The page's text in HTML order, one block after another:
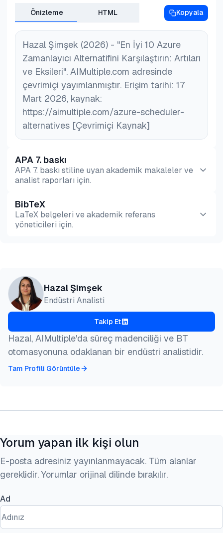
Önizleme HTML Kopyala
Hazal Şimşek (2026) - "En İyi 10 Azure
Zamanlayıcı Alternatifini Karşılaştırın: Artıları
ve Eksileri". AIMultiple.com adresinde
çevrimiçi yayımlanmıştır. Erişim tarihi: 17
Mart 2026, kaynak:
https://aimultiple.com/azure-scheduler-
alternatives [Çevrimiçi Kaynak]
APA 7. baskı
APA 7. baskı stiline uyan akademik makaleler ve
analist raporları için.
Önizleme HTML
BibTeX
LaTeX belgeleri ve akademik referans
yöneticileri için.
@misc{simsek2026,
  author = {Şimşek, Hazal},
title  = {{En İyi 10 Azure Zamanlayıcı
  year   = {2026},
howpublished    = {\url{https://aimultiple.com/
note   = {AIMultiple. Erişim tarihi: 17 Mart
}
Hazal Şimşek
Endüstri Analisti
Takip Et
Hazal, AIMultiple'da süreç madenciliği ve BT
otomasyonuna odaklanan bir endüstri analistidir.
Tam Profili Görüntüle
Yorum yapan ilk kişi olun
E-posta adresiniz yayınlanmayacak. Tüm alanlar
gereklidir. Yorumlar orijinal dilinde bırakılır.
Ad